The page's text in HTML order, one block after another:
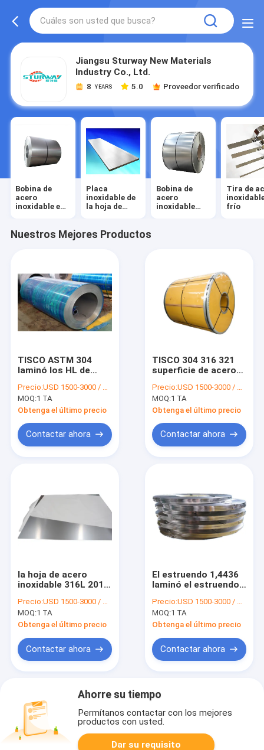
Jiangsu Sturway New Materials
Industry Co., Ltd.
8 YEARS 5.0 Proveedor verificado
Bobina de
acero
inoxidable en
Placa
inoxidable de
la hoja de
Bobina de
acero
inoxidable
Tira de
frío
Nuestros Mejores Productos
TISCO ASTM 304
laminó los HL de
de la bobina 0.5m m
1.5m m 3m m
Precio:USD 1500-3000 / MT
MOQ:1 TA
Obtenga el último precio
Contactar ahora
TISCO 304 316 321
superficie de acero
en caliente de la
bobina 4m m 6m m
8m m NO.1
Precio:USD 1500-3000 / MT
MOQ:1 TA
Obtenga el último precio
Contactar ahora
la hoja de acero
inoxidable 316L 201
superficie 2B de 0.9m
m 1.5m m 3m m
Precio:USD 1500-3000 / MT
MOQ:1 TA
Obtenga el último precio
Contactar ahora
El estruendo 1,4436
laminó el estruendo
de acero inoxidable
1,4401 de la tira 1m
m de la bobina de la
Precio:USD 1500-3000 / MT
MOQ:1 TA
Obtenga el último precio
Contactar ahora
Ahorre su tiempo
Permítanos contactar con los mejores
productos con usted.
Dar su requisito